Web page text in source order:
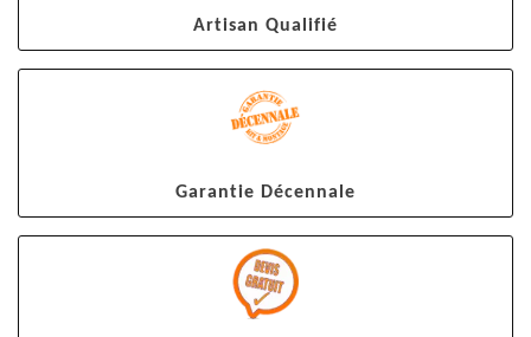
Artisan Qualifié
Garantie Décennale